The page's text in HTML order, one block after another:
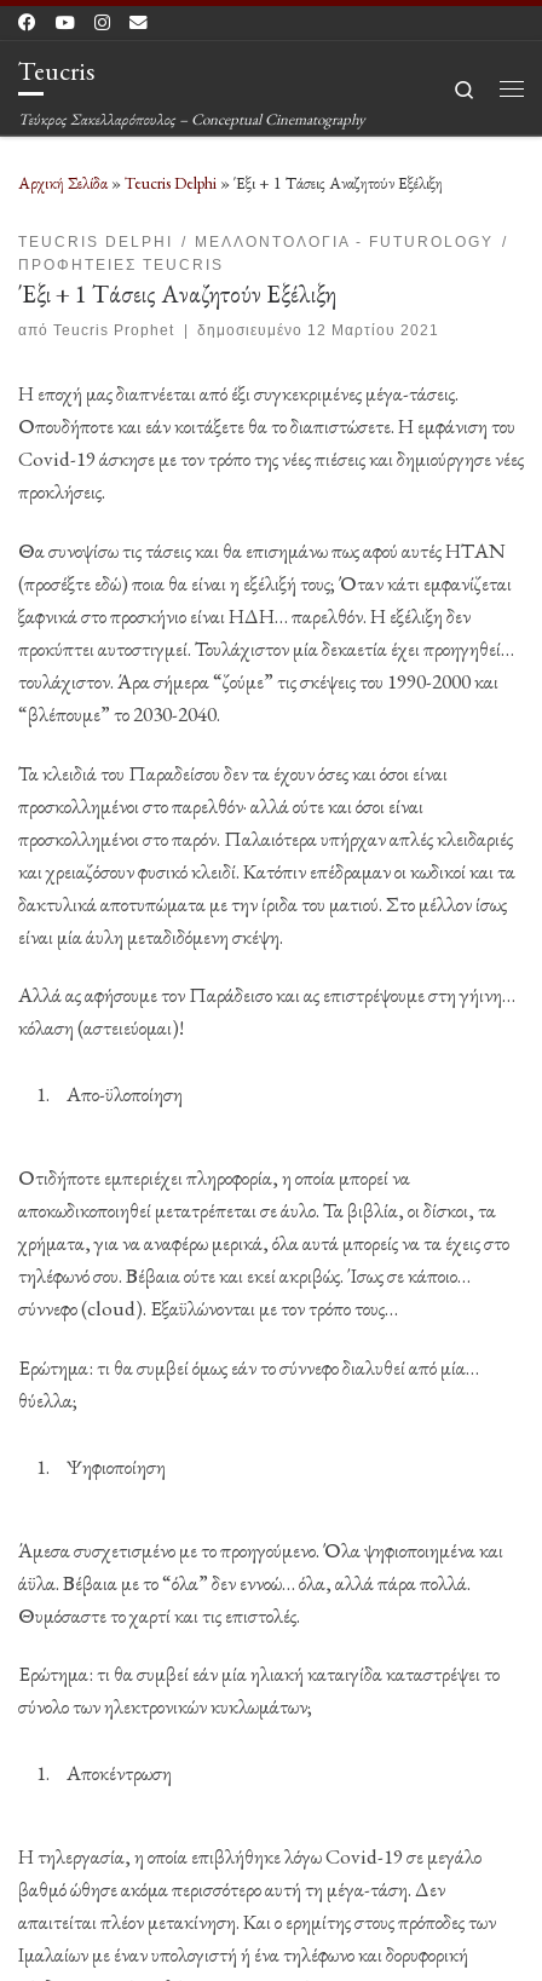
Μετάβαση στο περιεχόμενο
Teucris
Τεύκρος Σακελλαρόπουλος – Conceptual Cinematography
Search
Αρχική Σελίδα»Teucris Delphi »Έξι + 1 Τάσεις Αναζητούν Εξέλιξη
TEUCRIS DELPHI
ΜΕΛΛΟΝΤΟΛΟΓΊΑ - FUTUROLOGY
ΠΡΟΦΗΤΕΊΕΣ TEUCRIS
Έξι + 1 Τάσεις Αναζητούν Εξέλιξη
από Teucris Prophet δημοσιευμένο 12 Μαρτίου 2021
Η εποχή μας διαπνέεται από έξι συγκεκριμένες μέγα-τάσεις.
Οπουδήποτε και εάν κοιτάξετε θα το διαπιστώσετε. Η εμφάνιση του
Covid-19 άσκησε με τον τρόπο της νέες πιέσεις και δημιούργησε νέες
προκλήσεις.
Θα συνοψίσω τις τάσεις και θα επισημάνω πως αφού αυτές ΗΤΑΝ
(προσέξτε εδώ) ποια θα είναι η εξέλιξή τους; Όταν κάτι εμφανίζεται
ξαφνικά στο προσκήνιο είναι ΗΔΗ… παρελθόν. Η εξέλιξη δεν
προκύπτει αυτοστιγμεί. Τουλάχιστον μία δεκαετία έχει προηγηθεί…
τουλάχιστον. Άρα σήμερα “ζούμε” τις σκέψεις του 1990-2000 και
“βλέπουμε” το 2030-2040.
Τα κλειδιά του Παραδείσου δεν τα έχουν όσες και όσοι είναι
προσκολλημένοι στο παρελθόν· αλλά ούτε και όσοι είναι
προσκολλημένοι στο παρόν. Παλαιότερα υπήρχαν απλές κλειδαριές
και χρειαζόσουν φυσικό κλειδί. Κατόπιν επέδραμαν οι κωδικοί και τα
δακτυλικά αποτυπώματα με την ίριδα του ματιού. Στο μέλλον ίσως
είναι μία άυλη μεταδιδόμενη σκέψη.
Αλλά ας αφήσουμε τον Παράδεισο και ας επιστρέψουμε στη γήινη…
κόλαση (αστειεύομαι)!
Απο-ϋλοποίηση
Οτιδήποτε εμπεριέχει πληροφορία, η οποία μπορεί να
αποκωδικοποιηθεί μετατρέπεται σε άυλο. Τα βιβλία, οι δίσκοι, τα
χρήματα, για να αναφέρω μερικά, όλα αυτά μπορείς να τα έχεις στο
τηλέφωνό σου. Βέβαια ούτε και εκεί ακριβώς. Ίσως σε κάποιο…
σύννεφο (cloud). Εξαϋλώνονται με τον τρόπο τους…
Ερώτημα: τι θα συμβεί όμως εάν το σύννεφο διαλυθεί από μία…
θύελλα;
Ψηφιοποίηση
Άμεσα συσχετισμένο με το προηγούμενο. Όλα ψηφιοποιημένα και
άϋλα. Βέβαια με το “όλα” δεν εννοώ… όλα, αλλά πάρα πολλά.
Θυμόσαστε το χαρτί και τις επιστολές.
Ερώτημα: τι θα συμβεί εάν μία ηλιακή καταιγίδα καταστρέψει το
σύνολο των ηλεκτρονικών κυκλωμάτων;
Αποκέντρωση
Η τηλεργασία, η οποία επιβλήθηκε λόγω Covid-19 σε μεγάλο
βαθμό ώθησε ακόμα περισσότερο αυτή τη μέγα-τάση. Δεν
απαιτείται πλέον μετακίνηση. Και ο ερημίτης στους πρόποδες των
Ιμαλαίων με έναν υπολογιστή ή ένα τηλέφωνο και δορυφορική